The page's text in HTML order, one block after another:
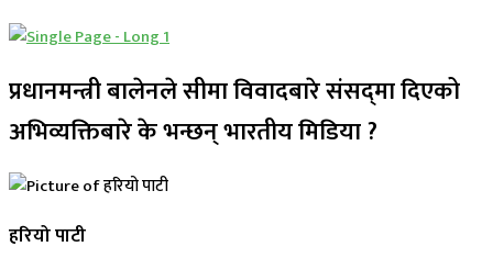
प्रधानमन्त्री बालेनले सीमा विवादबारे संसद्‌मा दिएको
अभिव्यक्तिबारे के भन्छन् भारतीय मिडिया ?
हरियो पाटी